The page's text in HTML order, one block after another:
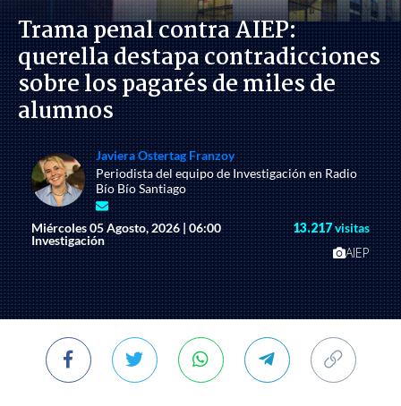
Trama penal contra AIEP:
querella destapa contradicciones
sobre los pagarés de miles de
alumnos
Javiera Ostertag Franzoy
Periodista del equipo de Investigación en Radio
Bío Bío Santiago
Miércoles 05 Agosto, 2026 | 06:00
Investigación
13.217visitas
AIEP